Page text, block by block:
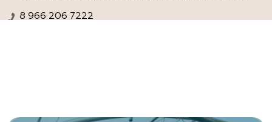
8 966 206 7222
Ростовская область, Ростов-на-Дону,